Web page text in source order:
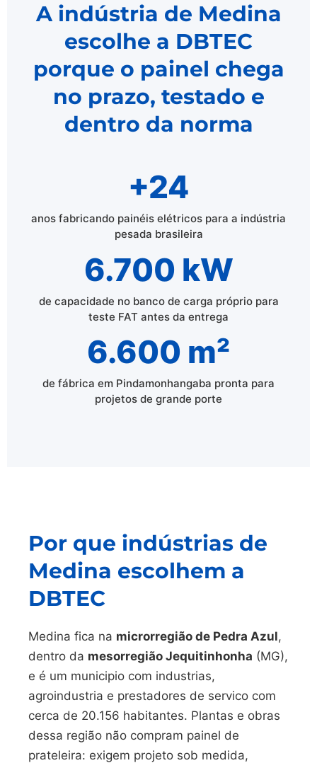
A indústria de Medina
escolhe a DBTEC
porque o painel chega
no prazo, testado e
dentro da norma
+24
anos fabricando painéis elétricos para a indústria
pesada brasileira
6.700 kW
de capacidade no banco de carga próprio para
teste FAT antes da entrega
6.600 m²
de fábrica em Pindamonhangaba pronta para
projetos de grande porte
Por que indústrias de
Medina escolhem a
DBTEC
Medina fica na microrregião de Pedra Azul,
dentro da mesorregião Jequitinhonha (MG),
e é um municipio com industrias,
agroindustria e prestadores de servico com
cerca de 20.156 habitantes. Plantas e obras
dessa região não compram painel de
prateleira: exigem projeto sob medida,